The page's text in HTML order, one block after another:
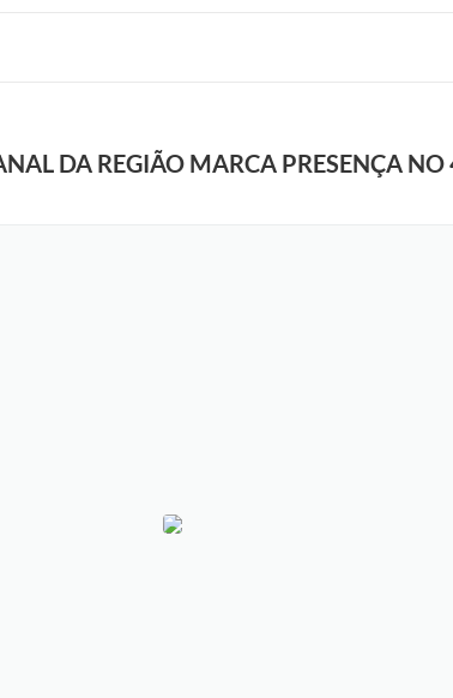
DA REGIÃO MARCA PRESENÇA